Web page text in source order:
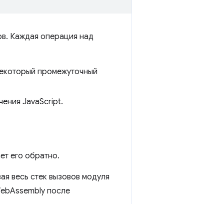
Каждая операция над
промежуточный
JavaScript.
его обратно.
весь стек вызовов модуля
после